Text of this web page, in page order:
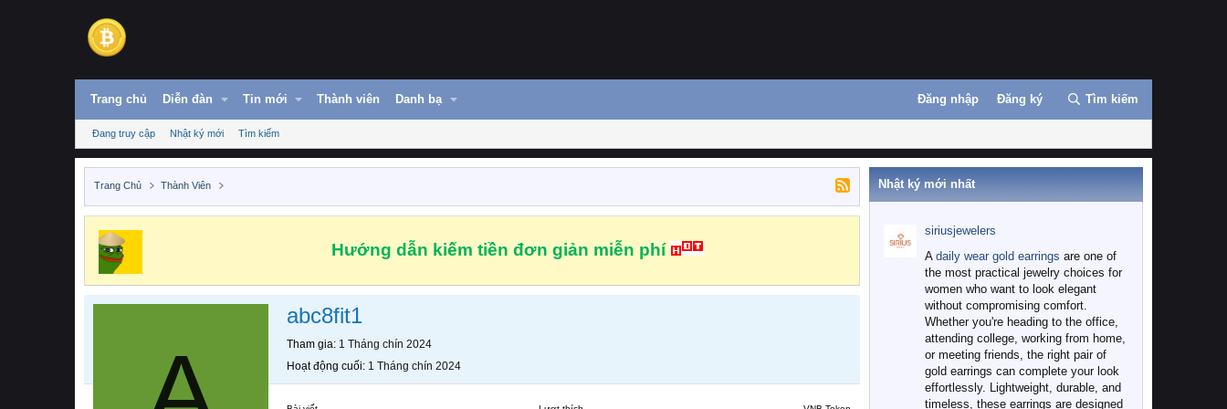
Trang chủ Diễn đàn Tin mới Thành viên Danh bạ Đăng nhập Đăng ký Tìm kiếm
Đang truy cập Nhật ký mới Tìm kiếm
Trang Chủ Thành Viên
Hướng dẫn kiếm tiền đơn giản miễn phí
abc8fit1
Tham gia 1 Tháng chín 2024
Hoạt động cuối 1 Tháng chín 2024
Nhật ký mới nhất
siriusjewelers
A daily wear gold earrings are one of
the most practical jewelry choices for
women who want to look elegant
without compromising comfort.
Whether you're heading to the office,
attending college, working from home,
or meeting friends, the right pair of
gold earrings can complete your look
effortlessly. Lightweight, durable, and
timeless, these earrings are designed